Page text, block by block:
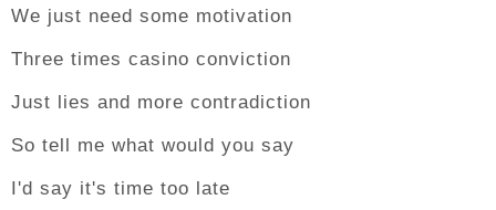
We just need some motivation
Three times casino conviction
Just lies and more contradiction
So tell me what would you say
I'd say it's time too late